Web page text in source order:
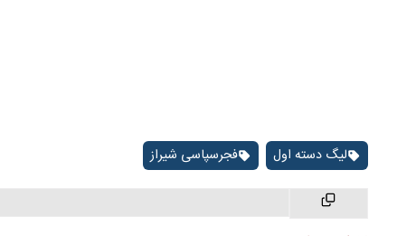
لیگ دسته اول فجرسپاسی شیراز